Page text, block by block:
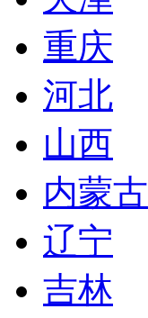
重庆
河北
山西
内蒙古
辽宁
吉林